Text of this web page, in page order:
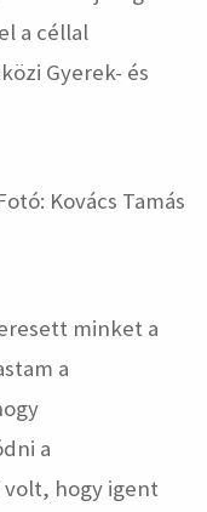
a céllal
Gyerek- és
minket a
a
a
hogy igent